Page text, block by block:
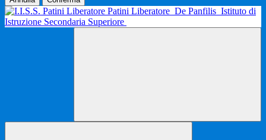
Patini Liberatore De Panfilis Istituto di
Istruzione Secondaria Superiore